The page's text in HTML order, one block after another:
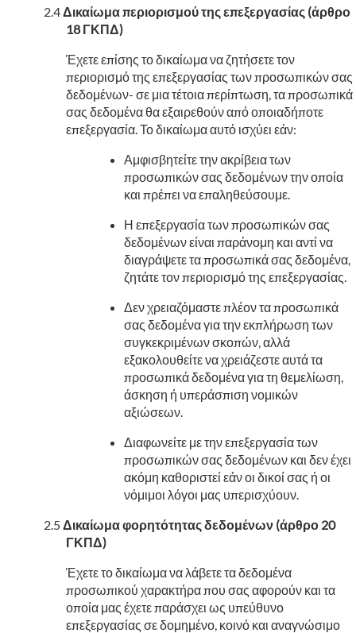
Δικαίωμα περιορισμού της επεξεργασίας (άρθρο
18 ΓΚΠΔ)
Έχετε επίσης το δικαίωμα να ζητήσετε τον
περιορισμό της επεξεργασίας των προσωπικών σας
δεδομένων- σε μια τέτοια περίπτωση, τα προσωπικά
σας δεδομένα θα εξαιρεθούν από οποιαδήποτε
επεξεργασία. Το δικαίωμα αυτό ισχύει εάν:
Αμφισβητείτε την ακρίβεια των
προσωπικών σας δεδομένων την οποία
και πρέπει να επαληθεύσουμε.
Η επεξεργασία των προσωπικών σας
δεδομένων είναι παράνομη και αντί να
διαγράψετε τα προσωπικά σας δεδομένα,
ζητάτε τον περιορισμό της επεξεργασίας.
Δεν χρειαζόμαστε πλέον τα προσωπικά
σας δεδομένα για την εκπλήρωση των
συγκεκριμένων σκοπών, αλλά
εξακολουθείτε να χρειάζεστε αυτά τα
προσωπικά δεδομένα για τη θεμελίωση,
άσκηση ή υπεράσπιση νομικών
αξιώσεων.
Διαφωνείτε με την επεξεργασία των
προσωπικών σας δεδομένων και δεν έχει
ακόμη καθοριστεί εάν οι δικοί σας ή οι
νόμιμοι λόγοι μας υπερισχύουν.
Δικαίωμα φορητότητας δεδομένων (άρθρο 20
ΓΚΠΔ)
Έχετε το δικαίωμα να λάβετε τα δεδομένα
προσωπικού χαρακτήρα που σας αφορούν και τα
οποία μας έχετε παράσχει ως υπεύθυνο
επεξεργασίας σε δομημένο, κοινό και αναγνώσιμο